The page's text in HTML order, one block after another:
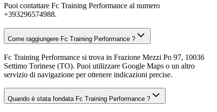
Puoi contattare Fc Training Performance al numero
+393296574988.
Come raggiungere Fc Training Performance ?
Fc Training Performance si trova in Frazione Mezzi Po 97, 10036
Settimo Torinese (TO). Puoi utilizzare Google Maps o un altro
servizio di navigazione per ottenere indicazioni precise.
Quando è stata fondata Fc Training Performance ?